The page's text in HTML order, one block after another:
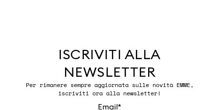
ISCRIVITI ALLA
NEWSLETTER
Per rimanere sempre aggiornata sulle novità EMME,
iscriviti ora alla newsletter!